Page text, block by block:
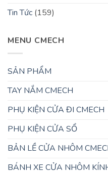
Tin Tức (159)
MENU CMECH
SẢN PHẨM
TAY NẮM CMECH
PHỤ KIỆN CỬA ĐI CMECH
PHỤ KIỆN CỬA SỔ
BẢN LỀ CỬA NHÔM
BÁNH XE CỬA NHÔM